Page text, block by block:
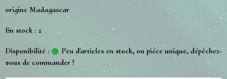
origine Madagascar
En stock : 2
Disponibilité :
Peu d'articles en stock, ou pièce unique, dépêchez-
vous de commander !